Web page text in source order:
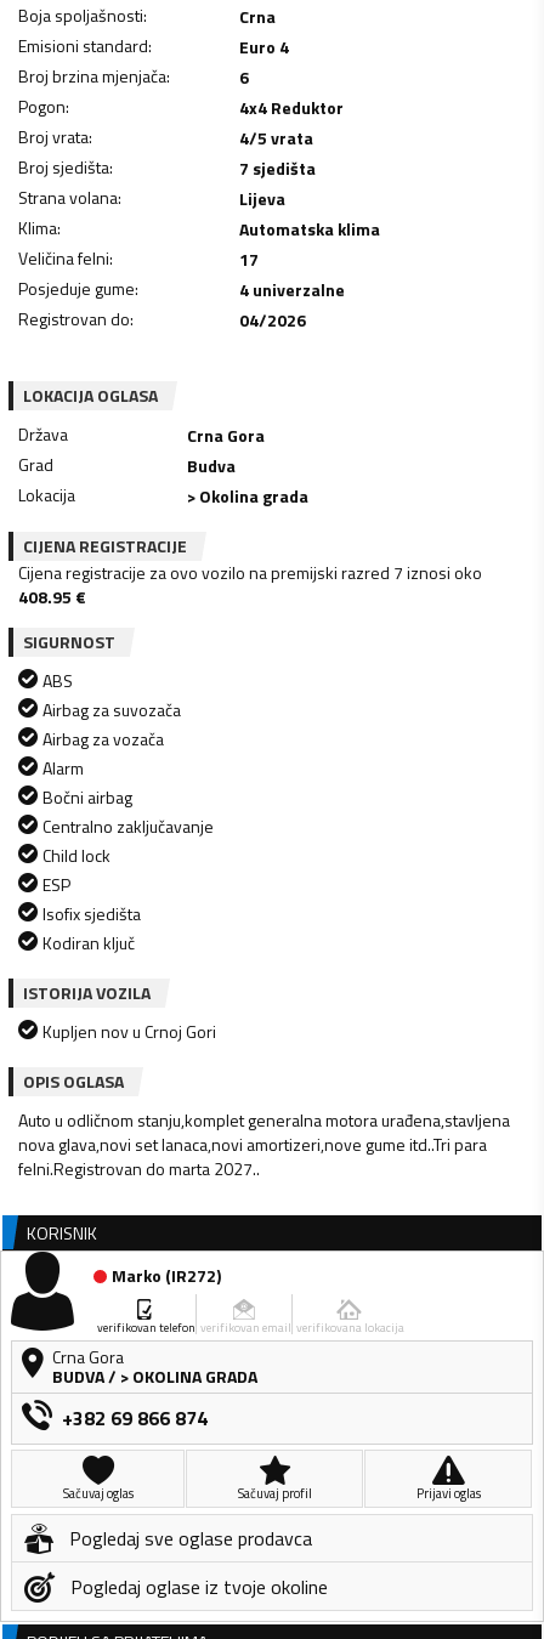
Boja spoljašnosti:
Crna
Emisioni standard:
Euro 4
Broj brzina mjenjača:
6
Pogon:
4x4 Reduktor
Broj vrata:
4/5 vrata
Broj sjedišta:
7 sjedišta
Strana volana:
Lijeva
Klima:
Automatska klima
Veličina felni:
17
Posjeduje gume:
4 univerzalne
Registrovan do: 04/2026
LOKACIJA OGLASA
Država
Crna Gora
Grad
Budva
Lokacija
> Okolina grada
CIJENA REGISTRACIJE
Cijena registracije za ovo vozilo na premijski razred 7 iznosi oko
408.95 €
SIGURNOST
ABS
Airbag za suvozača
Airbag za vozača
Alarm
Bočni airbag
Centralno zaključavanje
Child lock
ESP
Isofix sjedišta
Kodiran ključ
ISTORIJA VOZILA
Kupljen nov u Crnoj Gori
OPIS OGLASA
Auto u odličnom stanju,komplet generalna motora urađena,stavljena
nova glava,novi set lanaca,novi amortizeri,nove gume itd..Tri para
felni.Registrovan do marta 2027..
KORISNIK
Marko (IR272)
verifikovan telefon verifikovan email verifikovana lokacija
Crna Gora
BUDVA/ > OKOLINA GRADA
+382 69 866 874
Sačuvaj oglas Sačuvaj profil Prijavi oglas
Pogledaj sve oglase prodavca
Pogledaj oglase iz tvoje okoline